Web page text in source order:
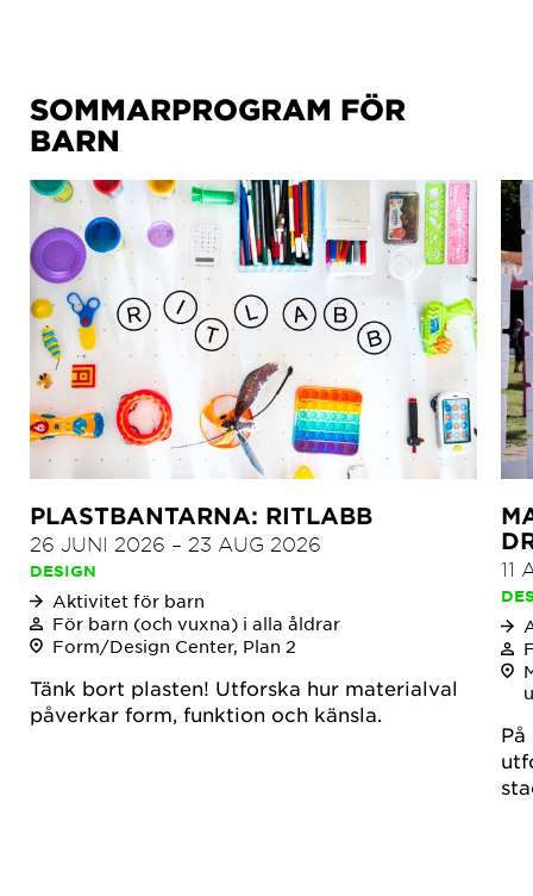
SOMMARPROGRAM FÖR
BARN
PLASTBANTARNA: RITLABB
26 JUNI 2026 – 23 AUG 2026
DESIGN
Aktivitet för barn
För barn (och vuxna) i alla åldrar
Form/Design Center, Plan 2
Tänk bort plasten! Utforska hur materialval
påverkar form, funktion och känsla.
11